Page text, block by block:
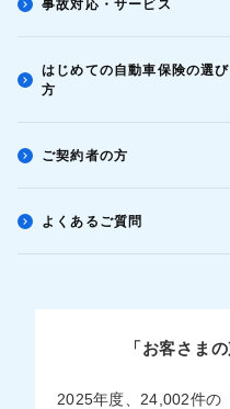
事故対応・サービス
はじめての自動車保険の選び
方
ご契約者の方
よくあるご質問
「お客さま
2025年度、24,002件の